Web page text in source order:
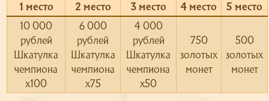
1 место​
2 место​ 3 место​ 4 место​
5 место​
10 000
рублей
Шкатулка
чемпиона
х100​
6 000
рублей
Шкатулка
чемпиона
х75​
4 000
рублей
Шкатулка
чемпиона
х50​
750
золотых
монет​
500
золотых
монет​